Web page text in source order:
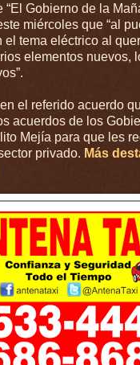
“El Gobierno de la
miércoles que “al
el tema eléctrico al
elementos nuevos,
el referido acuerdo
acuerdos de los
Mejía para que les
privado. Más